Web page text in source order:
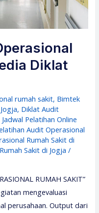
Diklat
rumah sakit, Bimtek
, Diklat Audit
Jadwal Pelatihan Online
Audit Operasional
Rumah Sakit di
Sakit di Jogja /
RUMAH SAKIT”
mengevaluasi
perusahaan. Output dari